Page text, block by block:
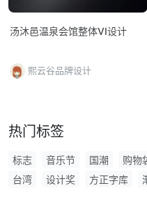
汤沐邑温泉会馆整体VI设计
熙云谷品牌设计
热门标签
标志 音乐节 国潮 购物
台湾
设计奖 方正字库